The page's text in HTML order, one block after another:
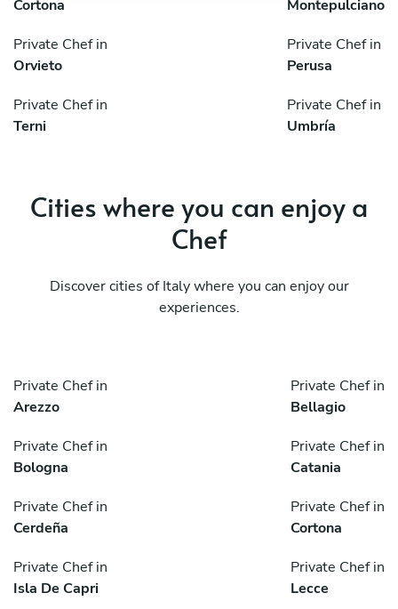
Cortona
Montepulciano
Private Chef in
Orvieto
Private Chef in
Perusa
Private Chef in
Terni
Private Chef in
Umbría
Cities where you can enjoy a
Chef
Discover cities of Italy where you can enjoy our
experiences.
Private Chef in
Arezzo
Private Chef in
Bellagio
Private Chef in
Bologna
Private Chef in
Catania
Private Chef in
Cerdeña
Private Chef in
Cortona
Private Chef in
Isla De Capri
Private Chef in
Lecce